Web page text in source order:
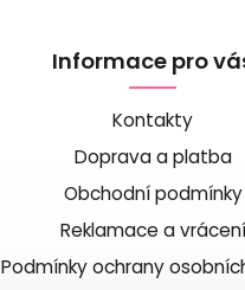
Informace pro
Kontakty
Doprava a platba
Obchodní podmínky
Reklamace a vrácení
Podmínky ochrany